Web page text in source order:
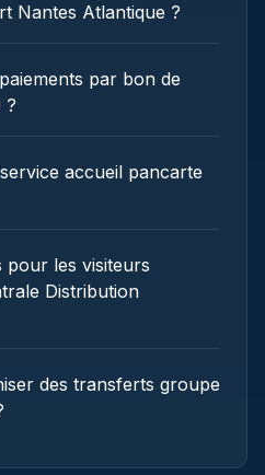
Nantes Atlantique ?
par bon de
?
accueil pancarte
pour les visiteurs
Distribution
des transferts groupe